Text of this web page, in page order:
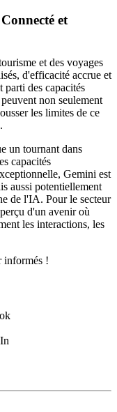
et
et des voyages
d'efficacité accrue et
parti des capacités
non seulement
les limites de ce
un tournant dans
capacités
Gemini est
aussi potentiellement
de l'IA. Pour le secteur
d'un avenir où
les interactions, les
informés !